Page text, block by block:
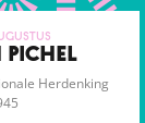
Herdenking